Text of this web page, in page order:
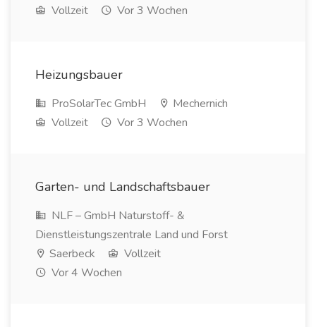
Vollzeit
Vor 3 Wochen
Heizungsbauer
ProSolarTec GmbH
Mechernich
Vollzeit
Vor 3 Wochen
Garten- und Landschaftsbauer
NLF – GmbH Naturstoff- &
Dienstleistungszentrale Land und Forst
Saerbeck
Vollzeit
Vor 4 Wochen